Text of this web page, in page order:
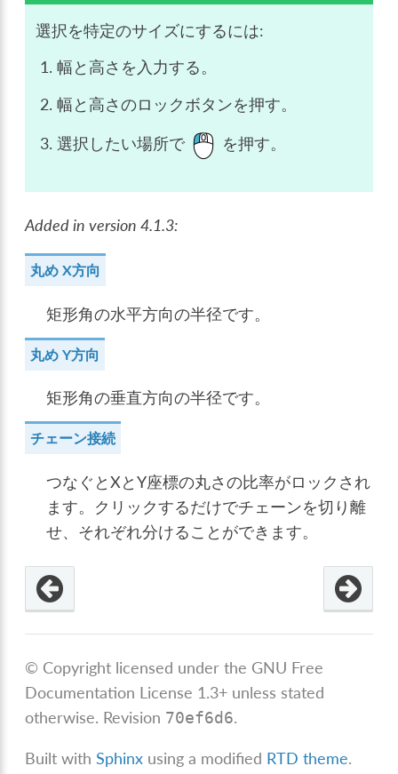
選択を特定のサイズにするには:
幅と高さを入力する。
幅と高さのロックボタンを押す。
選択したい場所で を押す。
Added in version 4.1.3:
丸め X方向
矩形角の水平方向の半径です。
丸め Y方向
矩形角の垂直方向の半径です。
チェーン接続
つなぐとXとY座標の丸さの比率がロックされ
ます。クリックするだけでチェーンを切り離
せ、それぞれ分けることができます。
© Copyright licensed under the GNU Free
Documentation License 1.3+ unless stated
otherwise. Revision 70ef6d6.
Built withSphinx using a modified RTD theme.